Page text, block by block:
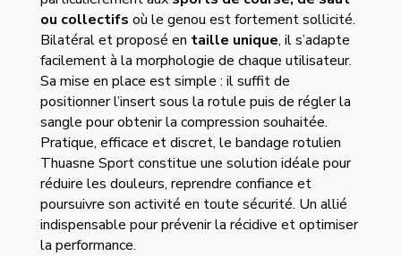
ou collectifs où le genou est fortement sollicité.
Bilatéral et proposé en taille unique, il s’adapte
facilement à la morphologie de chaque utilisateur.
Sa mise en place est simple : il suffit de
positionner l’insert sous la rotule puis de régler la
sangle pour obtenir la compression souhaitée.
Pratique, efficace et discret, le bandage rotulien
Thuasne Sport constitue une solution idéale pour
réduire les douleurs, reprendre confiance et
poursuivre son activité en toute sécurité. Un allié
indispensable pour prévenir la récidive et optimiser
la performance.